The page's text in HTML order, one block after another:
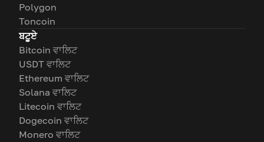
Polygon
Toncoin
ਬਟੂਏ
Bitcoin ਵਾਲਿਟ
USDT ਵਾਲਿਟ
Ethereum ਵਾਲਿਟ
Solana ਵਾਲਿਟ
Litecoin ਵਾਲਿਟ
Dogecoin ਵਾਲਿਟ
Monero ਵਾਲਿਟ